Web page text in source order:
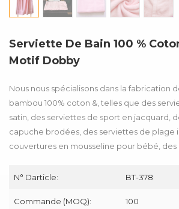
Serviette De Bain 100 %
Motif Dobby
Nous nous spécialisons dans la fabrication
bambou 100% coton &, telles que des
satin, des serviettes de sport en jacquard,
capuche brodées, des serviettes de plage
couvertures en mousseline pour bébé, des
N° Darticle: BT-378
Commande (MOQ): 100